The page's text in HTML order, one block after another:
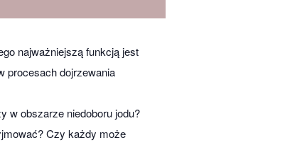
najważniejszą funkcją jest
procesach dojrzewania
w obszarze niedoboru jodu?
Czy każdy może